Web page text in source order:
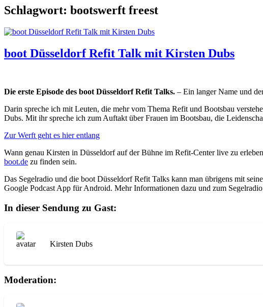
Schlagwort: bootswerft freest
boot Düsseldorf Refit Talk mit Kirsten Dubs
Die erste Episode des boot Düsseldorf Refit Talks. – Ein langer Name und
Darin spreche ich mit Leuten, die mehr vom Thema Refit und Bootsbau
Dubs. Mit ihr spreche ich zum Auftakt über Frauen im Bootsbau, die
Zur Werft geht es hier entlang
Wann genau Kirsten in Düsseldorf auf der Bühne im Refit-Center live zu
boot.de zu finden sein.
Das Segelradio und die boot Düsseldorf Refit Talks kann man übrigens mit
Google Podcast App für Android. Mehr Informationen dazu und zum
In dieser Sendung zu Gast:
Kirsten Dubs
Moderation: